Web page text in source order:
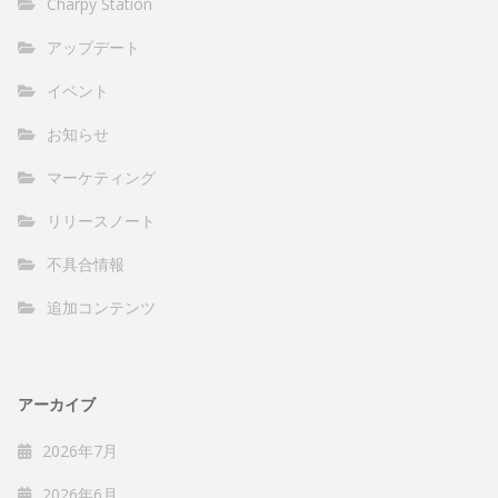
アップデート
イベント
お知らせ
マーケティング
リリースノート
不具合情報
追加コンテンツ
アーカイブ
2026年7月
2026年6月